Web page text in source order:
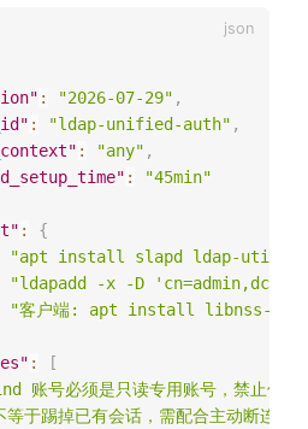
: "2026-07-29" ,
: "ldap-unified-auth" ,
: "any" ,
:
"45min"
:
{
"apt install slapd ldap-utils -y
"ldapadd -x -D
"客户端: apt install libnss-
:
[
账号必须是只读专用账号，禁止使
等于踢掉已有会话，需配合主动断连或